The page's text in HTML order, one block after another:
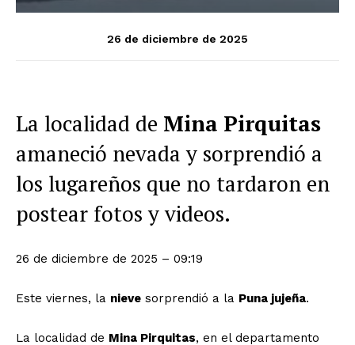
26 de diciembre de 2025
La localidad de Mina Pirquitas
amaneció nevada y sorprendió a
los lugareños que no tardaron en
postear fotos y videos.
26 de diciembre de 2025 – 09:19
Este viernes, la nieve sorprendió a la Puna jujeña.
La localidad de Mina Pirquitas, en el departamento